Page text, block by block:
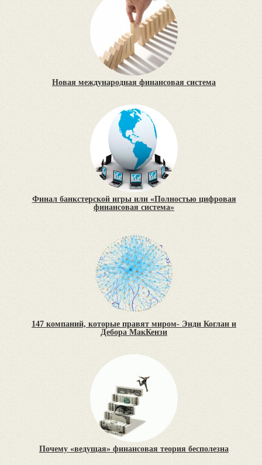
Новая международная финансовая система
Финал банкстерской игры или «Полностью цифровая
финансовая система»
147 компаний, которые правят миром- Энди Коглан и
Дебора МакКензи
Почему «ведущая» финансовая теория бесполезна